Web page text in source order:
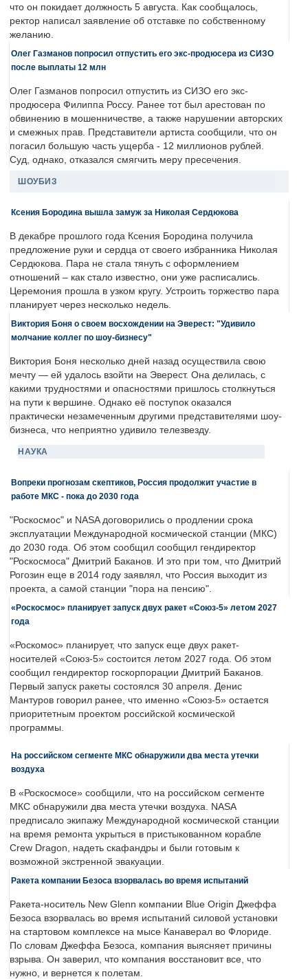
что он покидает должность 5 августа. Как сообщалось,
ректор написал заявление об отставке по собственному
желанию.
Олег Газманов попросил отпустить его экс-продюсера из СИЗО
после выплаты 12 млн
Олег Газманов попросил отпустить из СИЗО его экс-
продюсера Филиппа Россу. Ранее тот был арестован по
обвинению в мошенничестве, а также нарушении авторских
и смежных прав. Представители артиста сообщили, что он
погасил большую часть ущерба - 12 миллионов рублей.
Суд, однако, отказался смягчить меру пресечения.
ШОУБИЗ
Ксения Бородина вышла замуж за Николая Сердюкова
В декабре прошлого года Ксения Бородина получила
предложение руки и сердца от своего избранника Николая
Сердюкова. Пара не стала тянуть с оформлением
отношений – как стало известно, они уже расписались.
Церемония прошла в узком кругу. Устроить торжество пара
планирует через несколько недель.
Виктория Боня о своем восхождении на Эверест: "Удивило
молчание коллег по шоу-бизнесу"
Виктория Боня несколько дней назад осуществила свою
мечту — ей удалось взойти на Эверест. Она делилась, с
какими трудностями и опасностями пришлось столкнуться
на пути к вершине. Однако её поступок оказался
практически незамеченным другими представителями шоу-
бизнеса, что неприятно удивило телезвезду.
НАУКА
Вопреки прогнозам скептиков, Россия продолжит участие в
работе МКС - пока до 2030 года
"Роскосмос" и NASA договорились о продлении срока
эксплуатации Международной космической станции (МКС)
до 2030 года. Об этом сообщил сообщил гендиректор
"Роскосмоса" Дмитрий Баканов. И это при том, что Дмитрий
Рогозин еще в 2014 году заявлял, что Россия выходит из
проекта, а самой станции "пора на пенсию".
«Роскосмос» планирует запуск двух ракет «Союз-5» летом 2027
года
«Роскомос» планирует, что запуск еще двух ракет-
носителей «Союз-5» состоится летом 2027 года. Об этом
сообщил гендиректор госкорпорации Дмитрий Баканов.
Первый запуск ракеты состоялся 30 апреля. Денис
Мантуров говорил ранее, что именно «Союз-5» остается
приоритетным проектом российской космической
программы.
На российском сегменте МКС обнаружили два места утечки
воздуха
В «Роскосмосе» сообщили, что на российском сегменте
МКС обнаружили два места утечки воздуха. NASA
предписало экипажу Международной космической станции
на время ремонта укрыться в пристыкованном корабле
Crew Dragon, надеть скафандры и были готовым к
возможной экстренной эвакуации.
Ракета компании Безоса взорвалась во время испытаний
Ракета-носитель New Glenn компании Blue Origin Джеффа
Безоса взорвалась во время испытаний силовой установки
на стартовом комплексе на мысе Канаверал во Флориде.
По словам Джеффа Безоса, компания выясняет причины
взрыва. Он заверил, что компания восстановит все, что
нужно, и вернется к полетам.